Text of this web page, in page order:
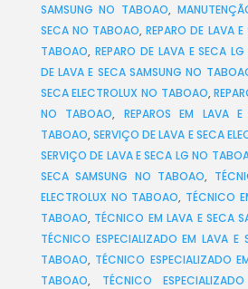
SAMSUNG NO TABOAO,
SECA NO TABOAO,REPARO DE LAVA
TABOAO, REPARO DE LAVA E SECA
DE LAVA E SECA SAMSUNG NO
SECA ELECTROLUX NO TABOAO,
NO TABOAO, REPAROS EM LAVA
TABOAO,SERVIÇO DE LAVA E SECA
SERVIÇO DE LAVA E SECA LG NO
SECA SAMSUNG NO TABOAO,
ELECTROLUX NO TABOAO, TÉCNICO
TABOAO, TÉCNICO EM LAVA E SECA
TÉCNICO ESPECIALIZADO EM LAVA E
TABOAO, TÉCNICO ESPECIALIZADO
TABOAO, TÉCNICO